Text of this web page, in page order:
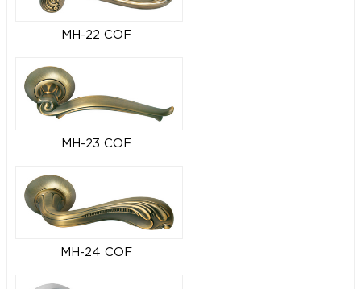
MH-22 COF
MH-23 COF
MH-24 COF